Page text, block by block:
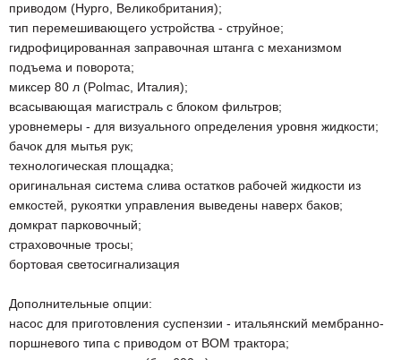
приводом (Hypro, Великобритания);
тип перемешивающего устройства - струйное;
гидрофицированная заправочная штанга с механизмом
подъема и поворота;
миксер 80 л (Polmac, Италия);
всасывающая магистраль с блоком фильтров;
уровнемеры - для визуального определения уровня жидкости;
бачок для мытья рук;
технологическая площадка;
оригинальная система слива остатков рабочей жидкости из
емкостей, рукоятки управления выведены наверх баков;
домкрат парковочный;
страховочные тросы;
бортовая светосигнализация
Дополнительные опции:
насос для приготовления суспензии - итальянский мембранно-
поршневого типа с приводом от ВОМ трактора;